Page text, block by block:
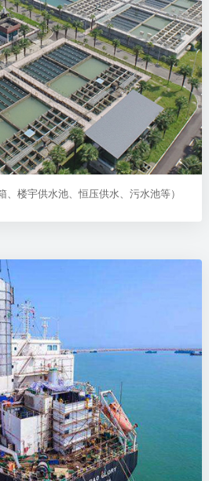
、楼宇供水池、恒压供水、污水池等）